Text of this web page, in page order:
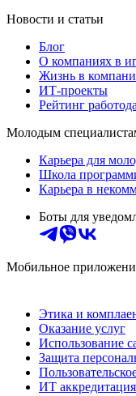
Новости и статьи
Блог
О компаниях в
Жизнь в
ИТ-проекты
Рейтинг
Молодым
Карьера для
Школа
Карьера в
Боты для
Мобильное
Этика и
Оказание услуг
Использование
Защита
ИТ аккредитация